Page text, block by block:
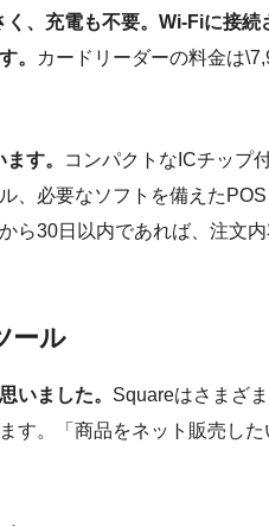
、充電も不要。Wi-Fiに接続
。
カードリーダーの料金は
す。
コンパクトなICチップ
、必要なソフトを備えた
ら30日以内であれば、注文
ール
いました。 Squareはさまざ
す。「商品をネット販売し